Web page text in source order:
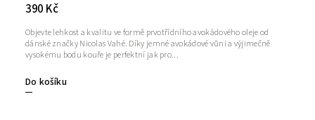
390 Kč
Do košíku
Objevte lehkost a kvalitu ve formě prvotřídního avokádového oleje od
dánské značky Nicolas Vahé. Díky jemné avokádové vůni a výjimečně
vysokému bodu kouře je perfektní jak pro...